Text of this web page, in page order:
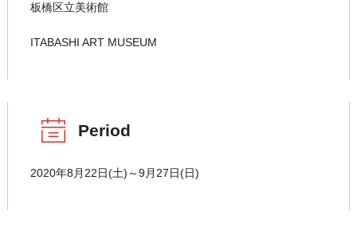
板橋区立美術館
ITABASHI ART MUSEUM
Period
2020年8月22日(土)～9月27日(日)